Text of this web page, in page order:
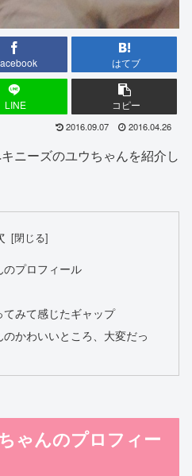
はてブ
LINE コピー
2016.09.07 2016.04.26
ニーズのユウちゃんを紹介し
プロフィール
みて感じたギャップ
かわいいところ、大変だっ
ゃんのプロフィー